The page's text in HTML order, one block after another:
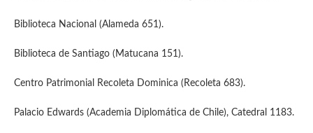
Biblioteca Nacional (Alameda 651).
Biblioteca de Santiago (Matucana 151).
Centro Patrimonial Recoleta Dominica (Recoleta 683).
Palacio Edwards (Academia Diplomática de Chile), Catedral 1183.